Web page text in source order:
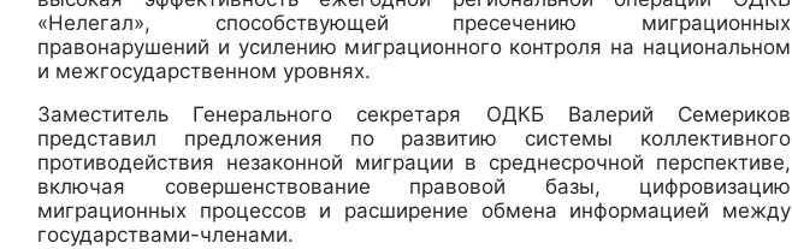
«Нелегал», способствующей пресечению миграционных
правонарушений и усилению миграционного контроля на национальном
и межгосударственном уровнях.
Заместитель Генерального секретаря ОДКБ Валерий Семериков
представил предложения по развитию системы коллективного
противодействия незаконной миграции в среднесрочной перспективе,
включая совершенствование правовой базы, цифровизацию
миграционных процессов и расширение обмена информацией между
государствами-членами.